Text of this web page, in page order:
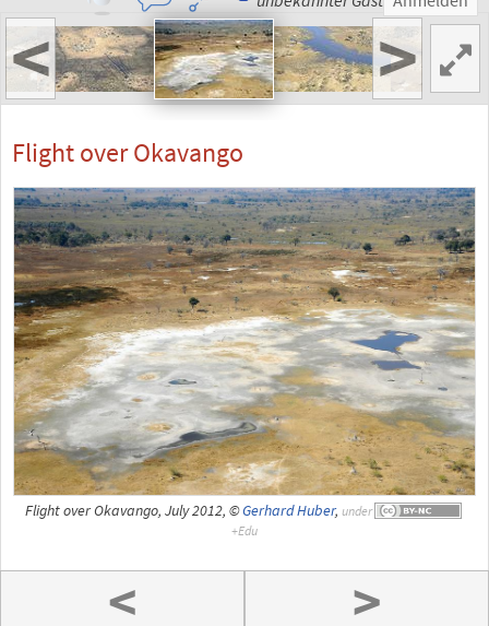
< >
Flight over Okavango
Flight over Okavango, July 2012, ©Gerhard Huber, under
< >